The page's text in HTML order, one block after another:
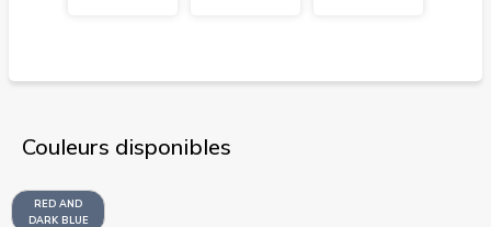
Couleurs disponibles
RED AND
DARK BLUE